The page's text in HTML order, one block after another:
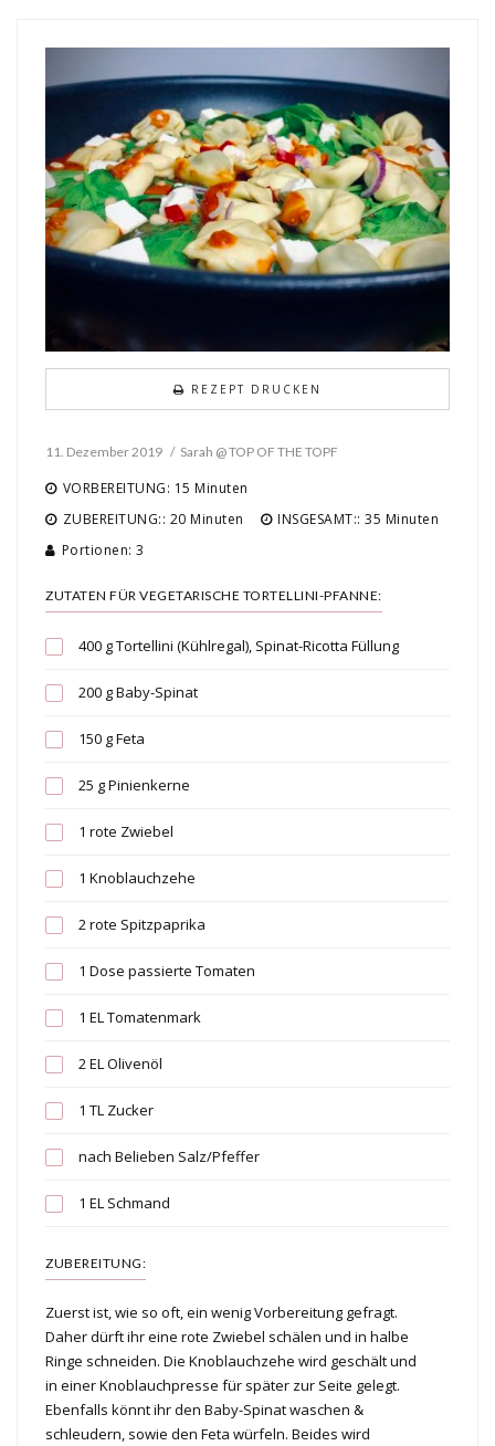
REZEPT DRUCKEN
11. Dezember 2019 Sarah @ TOP OF THE TOPF
VORBEREITUNG: 15 Minuten
ZUBEREITUNG:: 20 Minuten
INSGESAMT:: 35 Minuten
Portionen: 3
ZUTATEN FÜR VEGETARISCHE TORTELLINI-PFANNE:
400 g Tortellini (Kühlregal), Spinat-Ricotta Füllung
200 g Baby-Spinat
150 g Feta
25 g Pinienkerne
1 rote Zwiebel
1 Knoblauchzehe
2 rote Spitzpaprika
1 Dose passierte Tomaten
1 EL Tomatenmark
2 EL Olivenöl
1 TL Zucker
nach Belieben Salz/Pfeffer
1 EL Schmand
ZUBEREITUNG:
Zuerst ist, wie so oft, ein wenig Vorbereitung gefragt.
Daher dürft ihr eine rote Zwiebel schälen und in halbe
Ringe schneiden. Die Knoblauchzehe wird geschält und
in einer Knoblauchpresse für später zur Seite gelegt.
Ebenfalls könnt ihr den Baby-Spinat waschen &
schleudern, sowie den Feta würfeln. Beides wird